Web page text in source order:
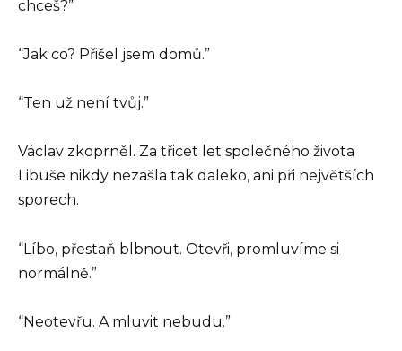
chceš?”
“Jak co? Přišel jsem domů.”
“Ten už není tvůj.”
Václav zkoprněl. Za třicet let společného života
Libuše nikdy nezašla tak daleko, ani při největších
sporech.
“Líbo, přestaň blbnout. Otevři, promluvíme si
normálně.”
“Neotevřu. A mluvit nebudu.”